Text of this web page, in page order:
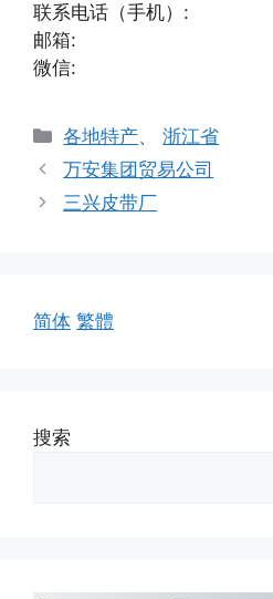
联系电话（手机）:
邮箱:
微信:
分
类
各地特产、浙江省
万安集团贸易公司
三兴皮带厂
简体 繁體
搜索